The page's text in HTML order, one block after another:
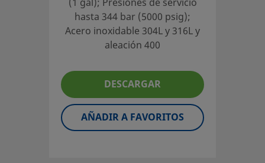
(1 gal); Presiones de servicio
hasta 344 bar (5000 psig);
Acero inoxidable 304L y 316L y
aleación 400
DESCARGAR
AÑADIR A FAVORITOS